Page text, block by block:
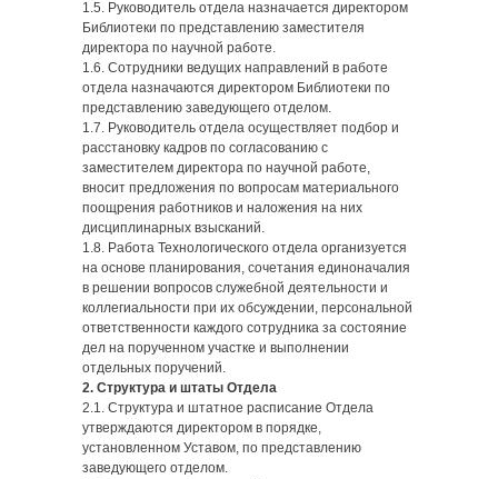
1.5. Руководитель отдела назначается директором
Библиотеки по представлению заместителя
директора по научной работе.
1.6. Сотрудники ведущих направлений в работе
отдела назначаются директором Библиотеки по
представлению заведующего отделом.
1.7. Руководитель отдела осуществляет подбор и
расстановку кадров по согласованию с
заместителем директора по научной работе,
вносит предложения по вопросам материального
поощрения работников и наложения на них
дисциплинарных взысканий.
1.8. Работа Технологического отдела организуется
на основе планирования, сочетания единоначалия
в решении вопросов служебной деятельности и
коллегиальности при их обсуждении, персональной
ответственности каждого сотрудника за состояние
дел на порученном участке и выполнении
отдельных поручений.
2. Структура и штаты Отдела
2.1. Структура и штатное расписание Отдела
утверждаются директором в порядке,
установленном Уставом, по представлению
заведующего отделом.